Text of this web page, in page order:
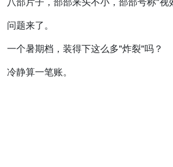
问题来了。
一个暑期档，装得下这么多"炸裂"吗？
冷静算一笔账。